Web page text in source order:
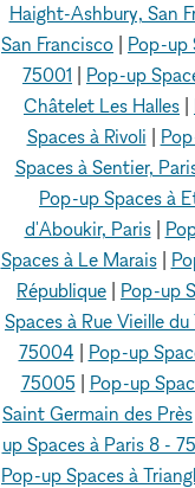
Haight-Ashbury, San
San Francisco
Pop-up
75001
Pop-up
Châtelet Les Halles
Spaces à Rivoli
Spaces à Sentier,
Pop-up Spaces à
d'Aboukir, Paris|
Spaces à Le Marais|
République
Pop-up
Spaces à Rue Vieille du
75004
Pop-up
75005
Pop-up
Saint Germain des Près
up Spaces à Paris 8 -
Pop-up Spaces à